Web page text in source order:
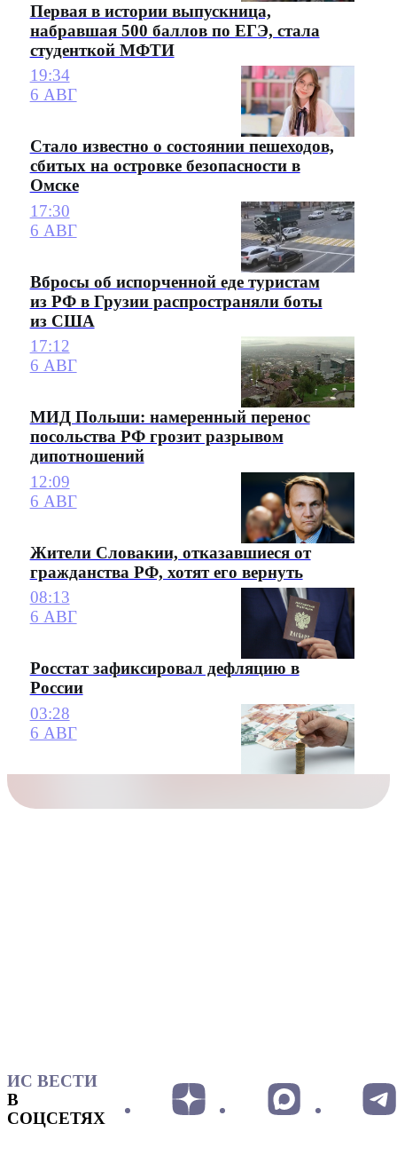
Первая в истории выпускница,
набравшая 500 баллов по ЕГЭ, стала
студенткой МФТИ
19:34
6 АВГ
Стало известно о состоянии пешеходов,
сбитых на островке безопасности в
Омске
17:30
6 АВГ
Вбросы об испорченной еде туристам
из РФ в Грузии распространяли боты
из США
17:12
6 АВГ
МИД Польши: намеренный перенос
посольства РФ грозит разрывом
дипотношений
12:09
6 АВГ
Жители Словакии, отказавшиеся от
гражданства РФ, хотят его вернуть
08:13
6 АВГ
Росстат зафиксировал дефляцию в
России
03:28
6 АВГ
ИС ВЕСТИ
В
СОЦСЕТЯХ